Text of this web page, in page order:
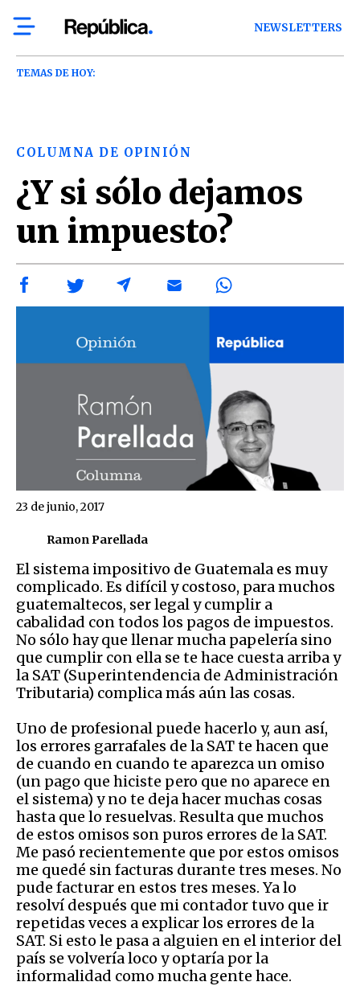
NEWSLETTERS
TEMAS DE HOY:
COLUMNA DE OPINIÓN
¿Y si sólo dejamos
un impuesto?
Ramon Parellada
23 de junio, 2017
El sistema impositivo de Guatemala es muy
complicado. Es difícil y costoso, para muchos
guatemaltecos, ser legal y cumplir a
cabalidad con todos los pagos de impuestos.
No sólo hay que llenar mucha papelería sino
que cumplir con ella se te hace cuesta arriba y
la SAT (Superintendencia de Administración
Tributaria) complica más aún las cosas.
Uno de profesional puede hacerlo y, aun así,
los errores garrafales de la SAT te hacen que
de cuando en cuando te aparezca un omiso
(un pago que hiciste pero que no aparece en
el sistema) y no te deja hacer muchas cosas
hasta que lo resuelvas. Resulta que muchos
de estos omisos son puros errores de la SAT.
Me pasó recientemente que por estos omisos
me quedé sin facturas durante tres meses. No
pude facturar en estos tres meses. Ya lo
resolví después que mi contador tuvo que ir
repetidas veces a explicar los errores de la
SAT. Si esto le pasa a alguien en el interior del
país se volvería loco y optaría por la
informalidad como mucha gente hace.